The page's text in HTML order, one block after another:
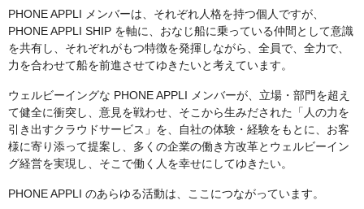
PHONE APPLI メンバーは、それぞれ人格を持つ個人ですが、
PHONE APPLI SHIP を軸に、おなじ船に乗っている仲間として意識
を共有し、それぞれがもつ特徴を発揮しながら、全員で、全力で、
力を合わせて船を前進させてゆきたいと考えています。
ウェルビーイングな PHONE APPLI メンバーが、立場・部門を超え
て健全に衝突し、意見を戦わせ、そこから生みだされた「人の力を
引き出すクラウドサービス」を、自社の体験・経験をもとに、お客
様に寄り添って提案し、多くの企業の働き方改革とウェルビーイン
グ経営を実現し、そこで働く人を幸せにしてゆきたい。
PHONE APPLI のあらゆる活動は、ここにつながっています。